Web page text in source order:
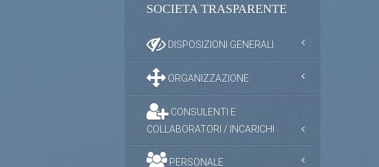
SOCIETA TRASPARENTE
DISPOSIZIONI GENERALI
ORGANIZZAZIONE
CONSULENTI E
COLLABORATORI / INCARICHI
PERSONALE